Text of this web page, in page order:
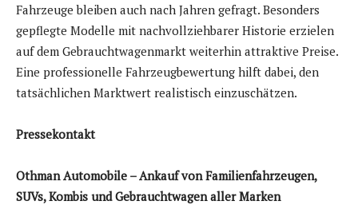
Fahrzeuge bleiben auch nach Jahren gefragt. Besonders
gepflegte Modelle mit nachvollziehbarer Historie erzielen
auf dem Gebrauchtwagenmarkt weiterhin attraktive Preise.
Eine professionelle Fahrzeugbewertung hilft dabei, den
tatsächlichen Marktwert realistisch einzuschätzen.
Pressekontakt
Othman Automobile – Ankauf von Familienfahrzeugen,
SUVs, Kombis und Gebrauchtwagen aller Marken